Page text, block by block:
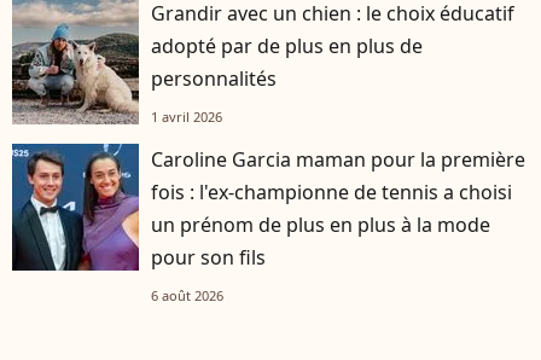
Grandir avec un chien : le choix éducatif
adopté par de plus en plus de
personnalités
1 avril 2026
Caroline Garcia maman pour la première
fois : l'ex-championne de tennis a choisi
un prénom de plus en plus à la mode
pour son fils
6 août 2026